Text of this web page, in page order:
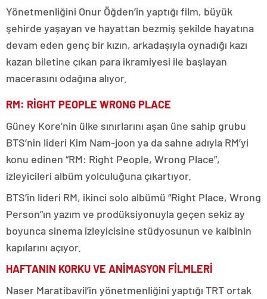
Yönetmenliğini Onur Öğden’in yaptığı film, büyük
şehirde yaşayan ve hayattan bezmiş şekilde hayatına
devam eden genç bir kızın, arkadaşıyla oynadığı kazı
kazan biletine çıkan para ikramiyesi ile başlayan
macerasını odağına alıyor.
RM: RİGHT PEOPLE WRONG PLACE
Güney Kore’nin ülke sınırlarını aşan üne sahip grubu
BTS’nin lideri Kim Nam-joon ya da sahne adıyla RM’yi
konu edinen “RM: Right People, Wrong Place”,
izleyicileri albüm yolculuğuna çıkartıyor.
BTS’in lideri RM, ikinci solo albümü “Right Place, Wrong
Person”ın yazım ve prodüksiyonuyla geçen sekiz ay
boyunca sinema izleyicisine stüdyosunun ve kalbinin
kapılarını açıyor.
HAFTANIN KORKU VE ANİMASYON FİLMLERİ
Naser Maratibavil’in yönetmenliğini yaptığı TRT ortak